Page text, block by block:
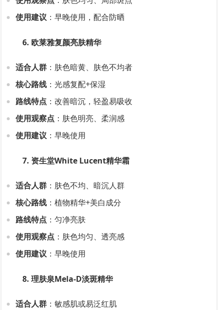
使用建议 ：早晚使用，配合防晒
6. 欧莱雅复颜亮肤精华
适合人群 ：肤色暗黄、肤色不均者
核心路线 ：光感复配+保湿
路线特点 ：改善暗沉，轻盈易吸收
使用观察点 ：肤色明亮、柔润感
使用建议 ：早晚使用
7. 资生堂White Lucent精华霜
适合人群 ：肤色不均、暗沉人群
核心路线 ：植物精华+美白成分
路线特点 ：匀净亮肤
使用观察点 ：肤色均匀、透亮感
使用建议 ：早晚使用
8. 理肤泉Mela-D淡斑精华
适合人群 ：敏感肌或易泛红肌